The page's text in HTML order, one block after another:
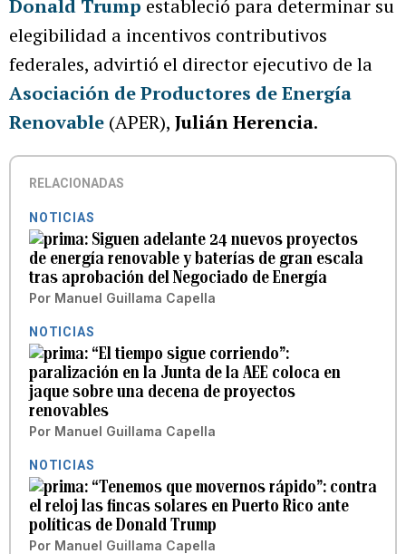
Donald Trump estableció para determinar su
elegibilidad a incentivos contributivos
federales, advirtió el director ejecutivo de la
Asociación de Productores de Energía
Renovable (APER), Julián Herencia.
RELACIONADAS
NOTICIAS
Siguen adelante 24 nuevos proyectos
de energía renovable y baterías de gran escala
tras aprobación del Negociado de Energía
Por Manuel Guillama Capella
NOTICIAS
“El tiempo sigue corriendo”:
paralización en la Junta de la AEE coloca en
jaque sobre una decena de proyectos
renovables
Por Manuel Guillama Capella
NOTICIAS
“Tenemos que movernos rápido”: contra
el reloj las fincas solares en Puerto Rico ante
políticas de Donald Trump
Por Manuel Guillama Capella